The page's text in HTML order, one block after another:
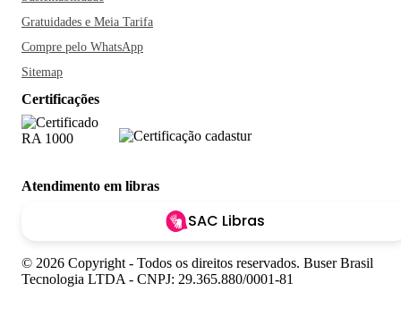
Gratuidades e Meia Tarifa
Compre pelo WhatsApp
Sitemap
Certificações
Atendimento em libras
SAC Libras
© 2026 Copyright - Todos os direitos reservados. Buser Brasil
Tecnologia LTDA - CNPJ: 29.365.880/0001-81